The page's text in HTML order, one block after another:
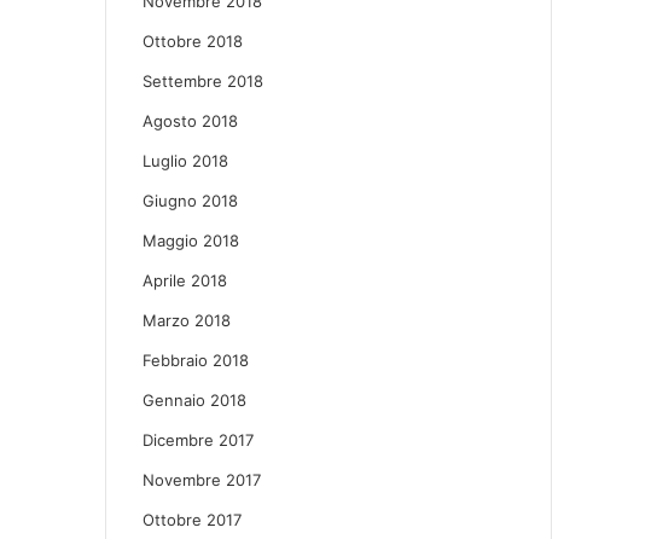
Ottobre 2018
Settembre 2018
Agosto 2018
Luglio 2018
Giugno 2018
Maggio 2018
Aprile 2018
Marzo 2018
Febbraio 2018
Gennaio 2018
Dicembre 2017
Novembre 2017
Ottobre 2017